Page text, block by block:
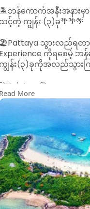
Kood🌴
ကျွန်းကတော့ဘန်ကောက်က
ည်သင့်တဲ့ကျွန်း၁ကျွန်းလည်
Bao Beach,Ao
ရေတံခွန်နဲ့ တခြား
ည်ပတ်သူများကိုထပ်ခါထပ်ခ
တ်ဆိတ်ငြိမ်သက်စွာဖြင့်ခရီး
တွက်ကျွန်းပေါ်တွင် Hotel
တ်ခြင်းကိုကြိုက်နှစ်သက်
န်းများကိုကြည့်ရှုနိုင်ရန်
ယ်။
ဘန်ကောက်အနီးအနား
င့်တဲ့ ကျွန်း (၃)ခု🌴🌴🌴
သွားလည်ရတ
ကိုရစေမဲ့
ျွန်း(၃)ခုကိုအလည်သွားက
Larn🌴
နားကကျွန်း၁ကျွ
တွေကြားထဲမှ
ယ်။လာရောက်လည်ပတ်က
ေကနေ ကြည်လင်တဲ့ပင်လ
လှကိုခံစားကြည့်မြင်နိုင်မှာ
Buddha
ရာကောင်းတဲ့နေရာများလ
ယက်လှေလှော်ခြင်း၊
ည်း Koh Larn ကျွန်းမှ
More